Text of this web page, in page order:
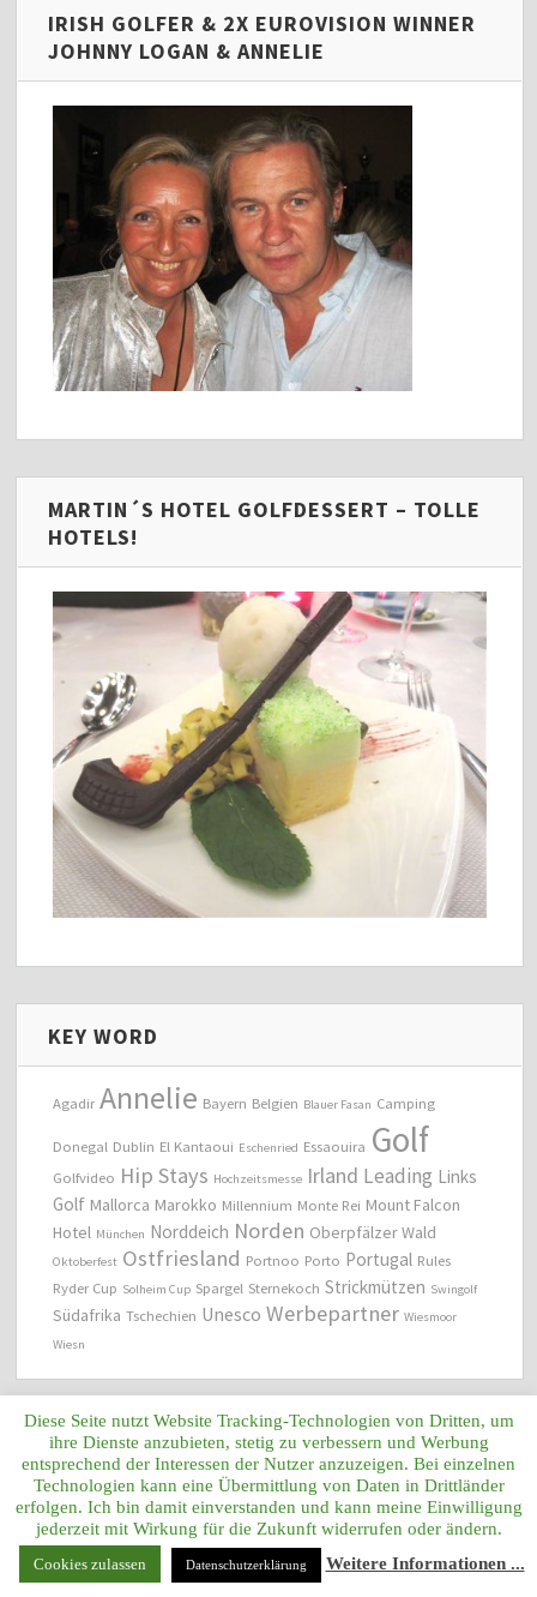
IRISH GOLFER & 2X EUROVISION WINNER
JOHNNY LOGAN & ANNELIE
MARTIN´S HOTEL GOLFDESSERT – TOLLE
HOTELS!
KEY WORD
Agadir Annelie Bayern Belgien Blauer Fasan Camping
Donegal Dublin El Kantaoui Eschenried Essaouira Golf
Golfvideo Hip Stays Hochzeitsmesse Irland Leading Links
Golf Mallorca Marokko Millennium Monte Rei Mount Falcon
Hotel München Norddeich Norden Oberpfälzer Wald
Oktoberfest Ostfriesland Portnoo Porto Portugal Rules
Ryder Cup Solheim Cup Spargel Sternekoch Strickmützen Swingolf
Südafrika Tschechien Unesco Werbepartner Wiesmoor
Wiesn
CLICK2ANNELIE.DE WERBEPARTNER
ADRIAANS STATEMENT
Diese Seite nutzt Website Tracking-Technologien von Dritten, um
ihre Dienste anzubieten, stetig zu verbessern und Werbung
entsprechend der Interessen der Nutzer anzuzeigen. Bei einzelnen
Technologien kann eine Übermittlung von Daten in Drittländer
erfolgen. Ich bin damit einverstanden und kann meine Einwilligung
jederzeit mit Wirkung für die Zukunft widerrufen oder ändern.
Cookies zulassen Datenschutzerklärung Weitere Informationen ...